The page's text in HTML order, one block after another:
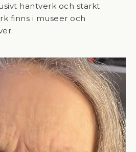
hantverk och starkt
finns i museer och